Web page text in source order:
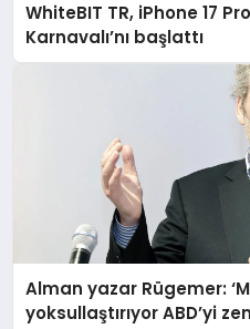
WhiteBIT TR, iPhone 17
Karnavalı’nı başlattı
Alman yazar Rügemer: ‘Merz Almanya’yı
yoksullaştırıyor ABD’yi